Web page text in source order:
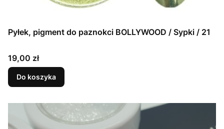
Pyłek, pigment do paznokci BOLLYWOOD / Sypki / 21
Cena
19,00 zł
Do koszyka